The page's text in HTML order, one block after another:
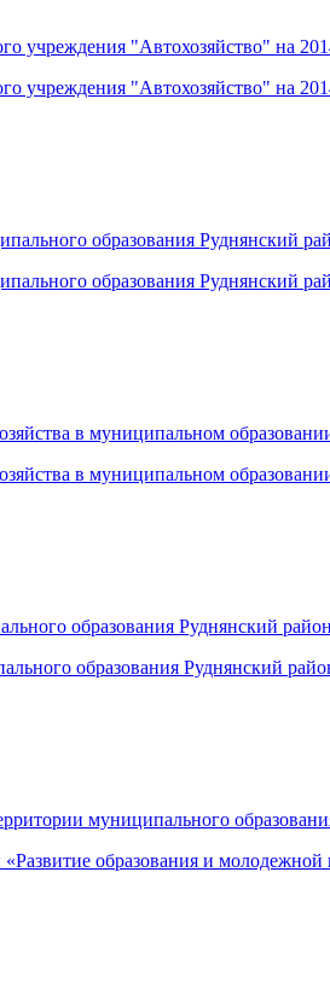
учреждения "Автохозяйство" на
учреждения "Автохозяйство" на
образования Руднянский
образования Руднянский
в муниципальном
в муниципальном
образования Руднянский
образования Руднянский
муниципального
образования и молодежной